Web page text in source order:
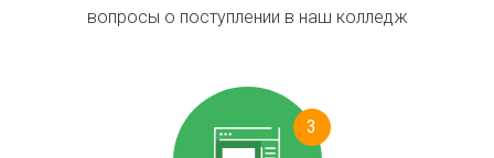
вопросы о поступлении в наш колледж
3